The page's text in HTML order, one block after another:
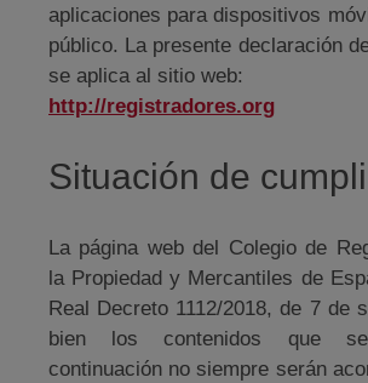
aplicaciones para dispositivos
público. La presente declaración
se aplica al sitio web:
http://registradores.org
Situación de
La página web del Colegio de
la Propiedad y Mercantiles de
Real Decreto 1112/2018, de 7 de
bien los contenidos que
continuación no siempre serán